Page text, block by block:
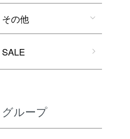
その他
SALE
グループ